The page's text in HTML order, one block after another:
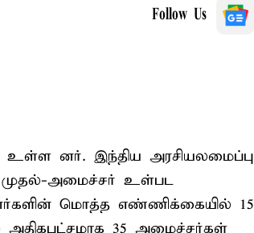
Follow Us
உள்ள னர். இந்திய அரசியலமைப்பு
முதல்-அமைச்சர் உள்பட
மொத்த எண்ணிக்கையில் 15
அதிகபட்சமாக 35 அமைச்சர்கள்